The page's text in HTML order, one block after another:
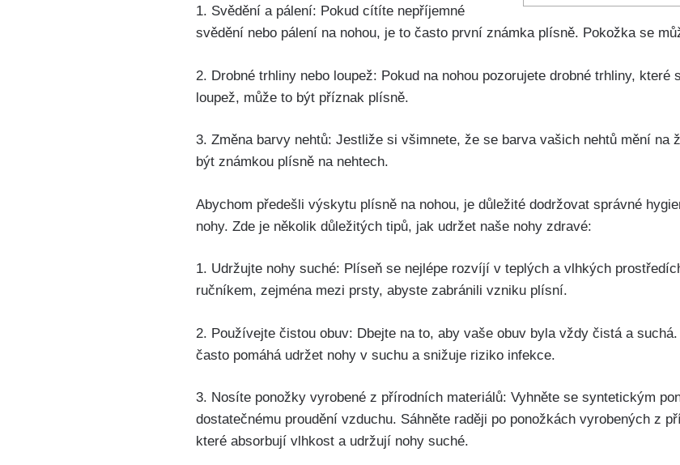
1.‍ Svědění a pálení: ⁣Pokud​ cítíte nepříjemné
svědění nebo pálení na nohou, je to ⁤často ‌první známka plísně. Pokožka se
2. Drobné trhliny ‌nebo loupež: Pokud na⁢ nohou pozorujete drobné trhliny, které
loupež, může ​to být příznak plísně.
3. Změna barvy nehtů: Jestliže si ‌všimnete, že se⁣ barva vašich nehtů‌ mění na
být známkou⁢ plísně na nehtech.
Abychom předešli ⁣výskytu plísně na nohou, je důležité dodržovat správné⁢
nohy.⁣ Zde je několik důležitých ​tipů, jak udržet ⁤naše nohy ‌zdravé:
1. Udržujte nohy suché:⁤ Plíseň ​se nejlépe ⁢rozvíjí v teplých a vlhkých
ručníkem, zejména mezi prsty, abyste‌ zabránili vzniku plísní.
2. ‍Používejte čistou obuv: Dbejte na to, aby vaše obuv byla ⁣vždy čistá a
často pomáhá​ udržet nohy v suchu ‍a snižuje riziko infekce.
3. ​Nosíte ponožky vyrobené⁤ z ​přírodních materiálů: Vyhněte⁤ se syntetickým
dostatečnému proudění⁤ vzduchu. ‌Sáhněte raději po ponožkách vyrobených ⁤z
které absorbují vlhkost‍ a ‍udržují nohy‌ suché.